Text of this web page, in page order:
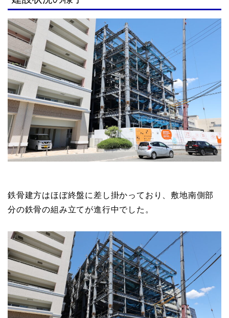
鉄骨建方はほぼ終盤に差し掛かっており、敷地南側部
分の鉄骨の組み立てが進行中でした。